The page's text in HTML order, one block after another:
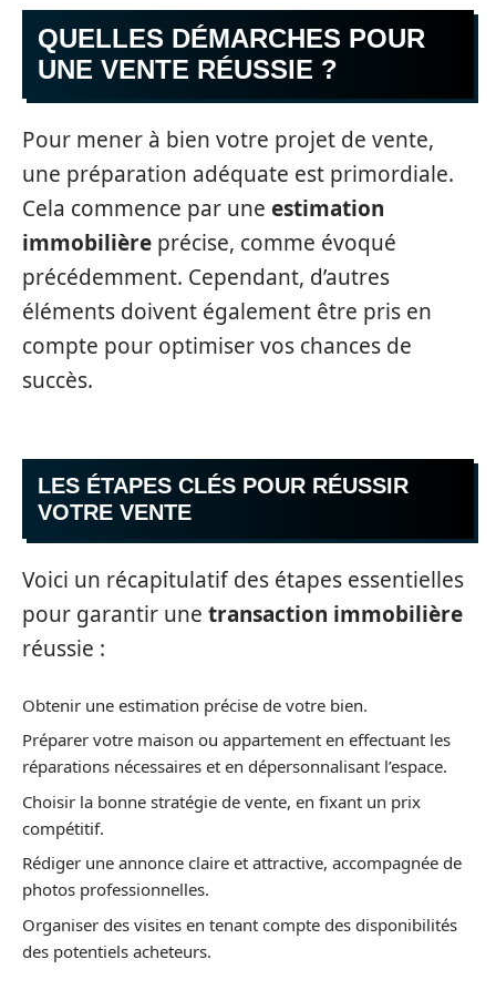
QUELLES DÉMARCHES POUR
UNE VENTE RÉUSSIE ?
Pour mener à bien votre projet de vente,
une préparation adéquate est primordiale.
Cela commence par une estimation
immobilière précise, comme évoqué
précédemment. Cependant, d’autres
éléments doivent également être pris en
compte pour optimiser vos chances de
succès.
LES ÉTAPES CLÉS POUR RÉUSSIR
VOTRE VENTE
Voici un récapitulatif des étapes essentielles
pour garantir une transaction immobilière
réussie :
Obtenir une estimation précise de votre bien.
Préparer votre maison ou appartement en effectuant les
réparations nécessaires et en dépersonnalisant l’espace.
Choisir la bonne stratégie de vente, en fixant un prix
compétitif.
Rédiger une annonce claire et attractive, accompagnée de
photos professionnelles.
Organiser des visites en tenant compte des disponibilités
des potentiels acheteurs.